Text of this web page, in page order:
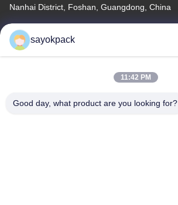
Nanhai District, Foshan, Guangdong, China
Tel
86-757-8660-5060
sayokpack
11:42 PM
Good day, what product are you looking for?